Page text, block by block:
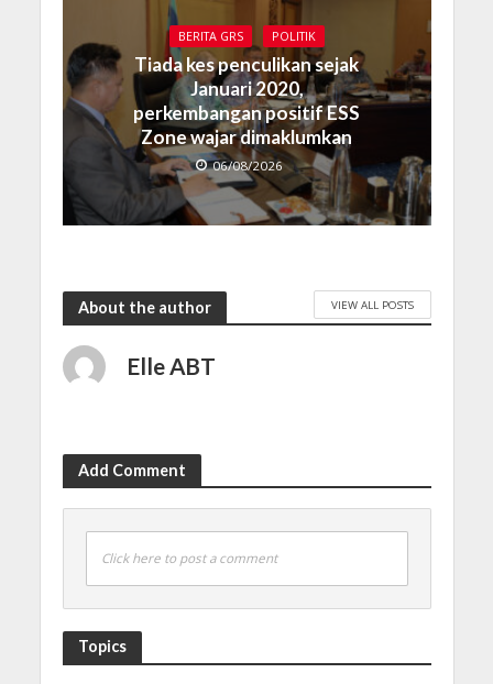
BERITA GRS POLITIK
Tiada kes penculikan sejak
Januari 2020,
perkembangan positif ESS
Zone wajar dimaklumkan
06/08/2026
About the author VIEW ALL POSTS
Elle ABT
Add Comment
Click here to post a comment
Topics